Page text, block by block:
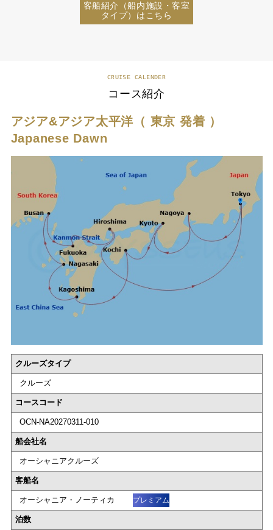
客船紹介（船内施設・客室
タイプ）はこちら
CRUISE CALENDER
コース紹介